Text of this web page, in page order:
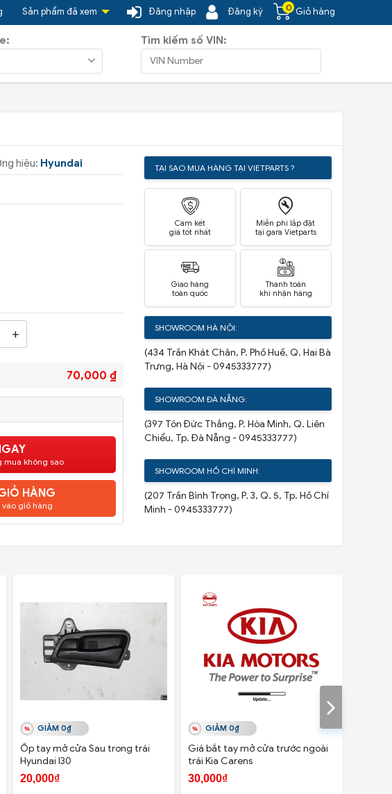
0 Giỏ hàng
Đăng ký
Đăng nhập
Sản phẩm đã xem
Tìm kiếm số VIN:
hiệu: Hyundai
+
70,000 ₫
mua không sao
HÀNG
giỏ hàng
TẠI SAO MUA HÀNG TẠI VIETPARTS ?
Cam kết
giá tốt nhất
Miễn phí lắp đặt
tại gara Vietparts
Giao hàng
toàn quốc
Thanh toán
khi nhận hàng
SHOWROOM HÀ NỘI:
(434 Trần Khát Chân, P. Phố Huế, Q. Hai Bà
Trưng, Hà Nội - 0945333777)
SHOWROOM ĐÀ NẴNG:
(397 Tôn Đức Thắng, P. Hòa Minh, Q. Liên
Chiểu, Tp. Đà Nẵng - 0945333777)
SHOWROOM HỒ CHÍ MINH:
(207 Trần Bình Trọng, P. 3, Q. 5, Tp. Hồ Chí
Minh - 0945333777)
GIẢM 0₫
Ốp tay mở cửa Sau trong trái
Hyundai I30
20,000₫
GIẢM 0₫
Giá bắt tay mở cửa trước ngoài
trái Kia Carens
30,000₫